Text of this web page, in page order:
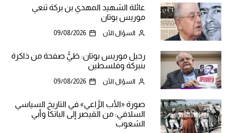
عائلة الشهيد المهدي بن بركة تنعي
موريس بوتان
السؤال الآن 09/08/2026
رحيل موريس بوتان: طَيُّ صفحة من ذاكرة
بنبركة وفلسطين
السؤال الآن 09/08/2026
صورة «الأب الرَّاعي» في التاريخ السياسي
السلافي: من القيصر إلى الباتكا وأبي
الشعوب